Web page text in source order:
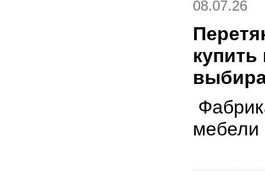
08.07.26